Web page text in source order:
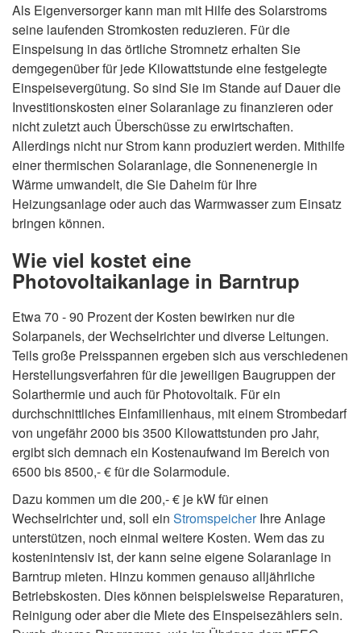
Als Eigenversorger kann man mit Hilfe des Solarstroms
seine laufenden Stromkosten reduzieren. Für die
Einspeisung in das örtliche Stromnetz erhalten Sie
demgegenüber für jede Kilowattstunde eine festgelegte
Einspeisevergütung. So sind Sie im Stande auf Dauer die
Investitionskosten einer Solaranlage zu finanzieren oder
nicht zuletzt auch Überschüsse zu erwirtschaften.
Allerdings nicht nur Strom kann produziert werden. Mithilfe
einer thermischen Solaranlage, die Sonnenenergie in
Wärme umwandelt, die Sie Daheim für Ihre
Heizungsanlage oder auch das Warmwasser zum Einsatz
bringen können.
Wie viel kostet eine
Photovoltaikanlage in Barntrup
Etwa 70 - 90 Prozent der Kosten bewirken nur die
Solarpanels, der Wechselrichter und diverse Leitungen.
Teils große Preisspannen ergeben sich aus verschiedenen
Herstellungsverfahren für die jeweiligen Baugruppen der
Solarthermie und auch für Photovoltaik. Für ein
durchschnittliches Einfamilienhaus, mit einem Strombedarf
von ungefähr 2000 bis 3500 Kilowattstunden pro Jahr,
ergibt sich demnach ein Kostenaufwand im Bereich von
6500 bis 8500,- € für die Solarmodule.
Dazu kommen um die 200,- € je kW für einen
Wechselrichter und, soll ein StromspeicherIhre Anlage
unterstützen, noch einmal weitere Kosten. Wem das zu
kostenintensiv ist, der kann seine eigene Solaranlage in
Barntrup mieten. Hinzu kommen genauso alljährliche
Betriebskosten. Dies können beispielsweise Reparaturen,
Reinigung oder aber die Miete des Einspeisezählers sein.